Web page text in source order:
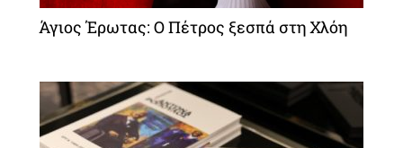
Άγιος Έρωτας: Ο Πέτρος ξεσπά στη Χλόη